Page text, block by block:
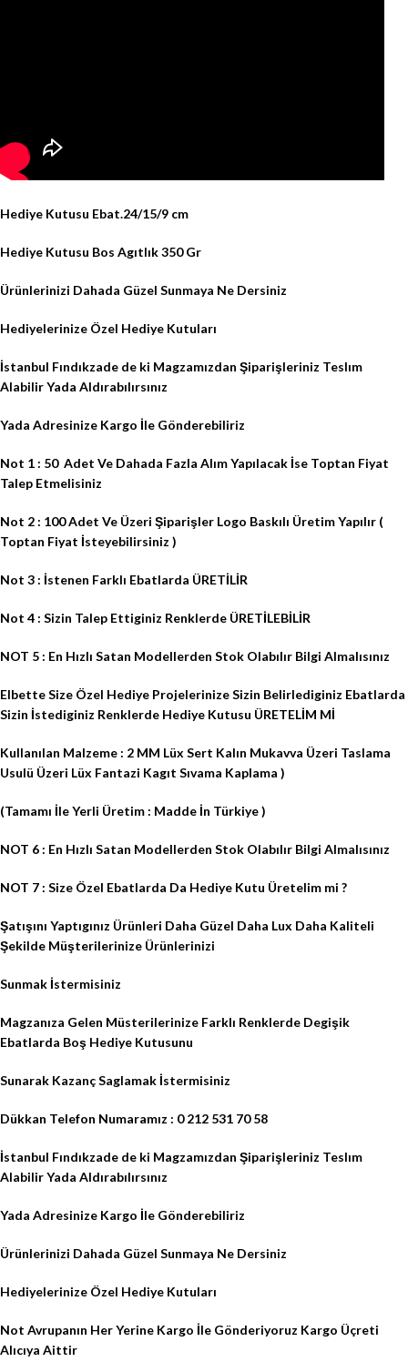
Hediye Kutusu Ebat.24/15/9 cm
Hediye Kutusu Bos Agıtlık 350 Gr
Ürünlerinizi Dahada Güzel Sunmaya Ne Dersiniz
Hediyelerinize Özel Hediye Kutuları
İstanbul Fındıkzade de ki Magzamızdan Şiparişleriniz Teslım
Alabilir Yada Aldırabılırsınız
Yada Adresinize Kargo İle Gönderebiliriz
Not 1 : 50 Adet Ve Dahada Fazla Alım Yapılacak İse Toptan Fiyat
Talep Etmelisiniz
Not 2 : 100 Adet Ve Üzeri Şiparişler Logo Baskılı Üretim Yapılır (
Toptan Fiyat İsteyebilirsiniz )
Not 3 : İstenen Farklı Ebatlarda ÜRETİLİR
Not 4 : Sizin Talep Ettiginiz Renklerde ÜRETİLEBİLİR
NOT 5 : En Hızlı Satan Modellerden Stok Olabılır Bilgi Almalısınız
Elbette Size Özel Hediye Projelerinize Sizin Belirlediginiz Ebatlarda
Sizin İstediginiz Renklerde Hediye Kutusu ÜRETELİM Mİ
Kullanılan Malzeme : 2 MM Lüx Sert Kalın Mukavva Üzeri Taslama
Usulü Üzeri Lüx Fantazi Kagıt Sıvama Kaplama )
(Tamamı İle Yerli Üretim : Madde İn Türkiye )
NOT 6 : En Hızlı Satan Modellerden Stok Olabılır Bilgi Almalısınız
NOT 7 : Size Özel Ebatlarda Da Hediye Kutu Üretelim mi ?
Şatışını Yaptıgınız Ürünleri Daha Güzel Daha Lux Daha Kaliteli
Şekilde Müşterilerinize Ürünlerinizi
Sunmak İstermisiniz
Magzanıza Gelen Müsterilerinize Farklı Renklerde Degişik
Ebatlarda Boş Hediye Kutusunu
Sunarak Kazanç Saglamak İstermisiniz
Dükkan Telefon Numaramız : 0 212 531 70 58
İstanbul Fındıkzade de ki Magzamızdan Şiparişleriniz Teslım
Alabilir Yada Aldırabılırsınız
Yada Adresinize Kargo İle Gönderebiliriz
Ürünlerinizi Dahada Güzel Sunmaya Ne Dersiniz
Hediyelerinize Özel Hediye Kutuları
Not Avrupanın Her Yerine Kargo İle Gönderiyoruz Kargo Üçreti
Alıcıya Aittir